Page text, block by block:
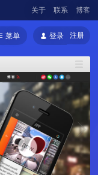
关于 联系 博客
菜单 登录 注册